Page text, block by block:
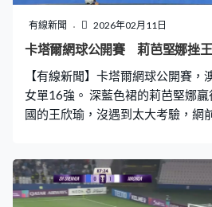
有線新聞 2026年02月11日
卡塔爾網球公開賽 莉芭堅娜挫
【有線新聞】卡塔爾網球公開賽，
女單16強。 深藍色裙的莉芭堅娜
國的王欣瑜，沒遇到太大考驗，網
不到莉芭堅娜。回敬兩次破發，連
兩盤過關。16強對另一中國球手鄭